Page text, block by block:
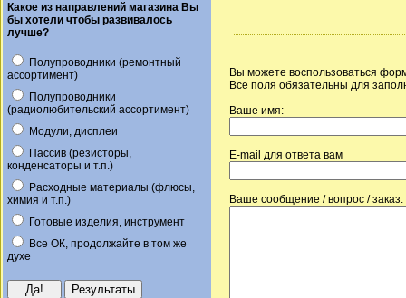
Какое из направлений магазина Вы
бы хотели чтобы развивалось
лучше?
Полупроводники (ремонтный
ассортимент)
Полупроводники
(радиолюбительский ассортимент)
Модули, дисплеи
Пассив (резисторы,
конденсаторы и т.п.)
Расходные материалы (флюсы,
химия и т.п.)
Готовые изделия, инструмент
Все ОК, продолжайте в том же
духе
Вы можете воспользоваться
Все поля обязательны для
Ваше имя:
E-mail для ответа вам
Ваше сообщение / вопрос / заказ: